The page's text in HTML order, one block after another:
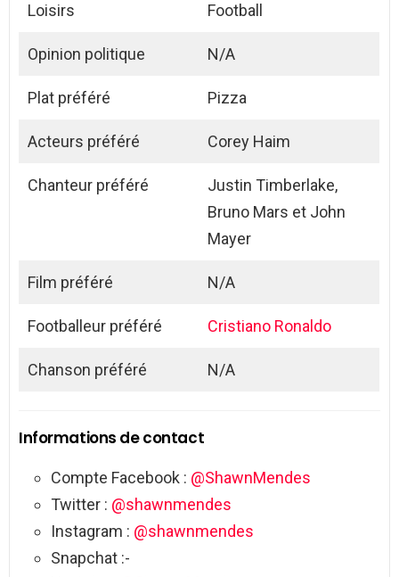
Loisirs Football
Opinion politique N/A
Plat préféré Pizza
Acteurs préféré Corey Haim
Chanteur préféré
Justin Timberlake,
Bruno Mars et John
Mayer
Film préféré N/A
Footballeur préféré Cristiano Ronaldo
Chanson préféré N/A
Informations de contact
Compte Facebook : @ShawnMendes
Twitter : @shawnmendes
Instagram : @shawnmendes
Snapchat :-